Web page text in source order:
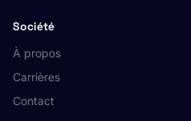
Société
À propos
Carrières
Contact